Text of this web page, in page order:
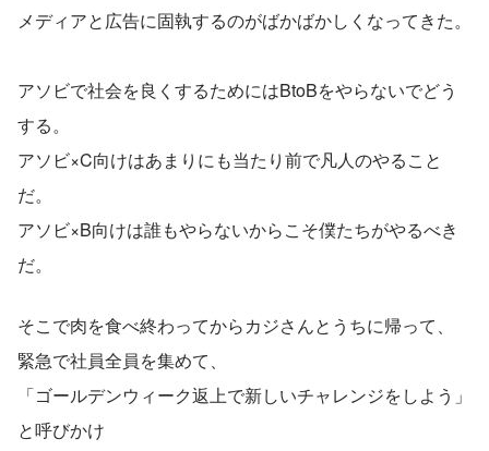
メディアと広告に固執するのがばかばかしくなってきた。
アソビで社会を良くするためにはBtoBをやらないでどう
する。
アソビ×C向けはあまりにも当たり前で凡人のやること
だ。
アソビ×B向けは誰もやらないからこそ僕たちがやるべき
だ。
そこで肉を食べ終わってからカジさんとうちに帰って、
緊急で社員全員を集めて、
「ゴールデンウィーク返上で新しいチャレンジをしよう」
と呼びかけ